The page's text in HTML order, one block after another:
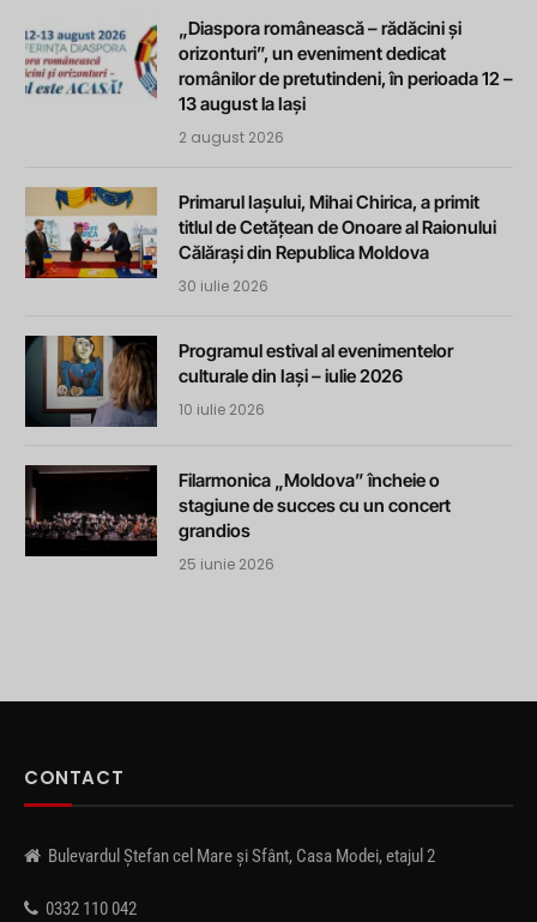
„Diaspora românească – rădăcini și
orizonturi”, un eveniment dedicat
românilor de pretutindeni, în perioada 12 –
13 august la Iași
2 august 2026
Primarul Iașului, Mihai Chirica, a primit
titlul de Cetățean de Onoare al Raionului
Călărași din Republica Moldova
30 iulie 2026
Programul estival al evenimentelor
culturale din Iași – iulie 2026
10 iulie 2026
Filarmonica „Moldova” încheie o
stagiune de succes cu un concert
grandios
25 iunie 2026
CONTACT
Bulevardul Ștefan cel Mare și Sfânt, Casa Modei, etajul 2
0332 110 042